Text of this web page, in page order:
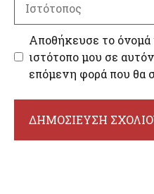
Αποθήκευσε το όνομά
ιστότοπο μου σε
επόμενη φορά που θα